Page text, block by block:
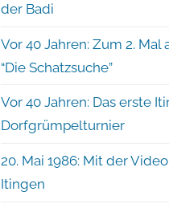
der Badi
Vor 40 Jahren: Zum 2. Mal
“Die Schatzsuche”
Vor 40 Jahren: Das erste
Dorfgrümpelturnier
20. Mai 1986: Mit der
Itingen